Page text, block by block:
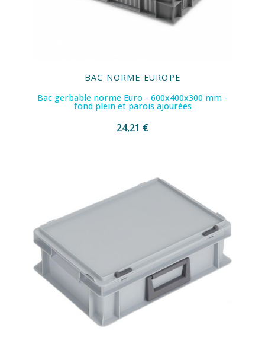
BAC NORME EUROPE
Bac gerbable norme Euro - 600x400x300 mm -
fond plein et parois ajourées
24,21 €